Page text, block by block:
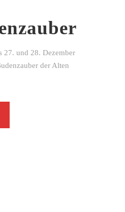
27. und 28. Dezember
der Alten